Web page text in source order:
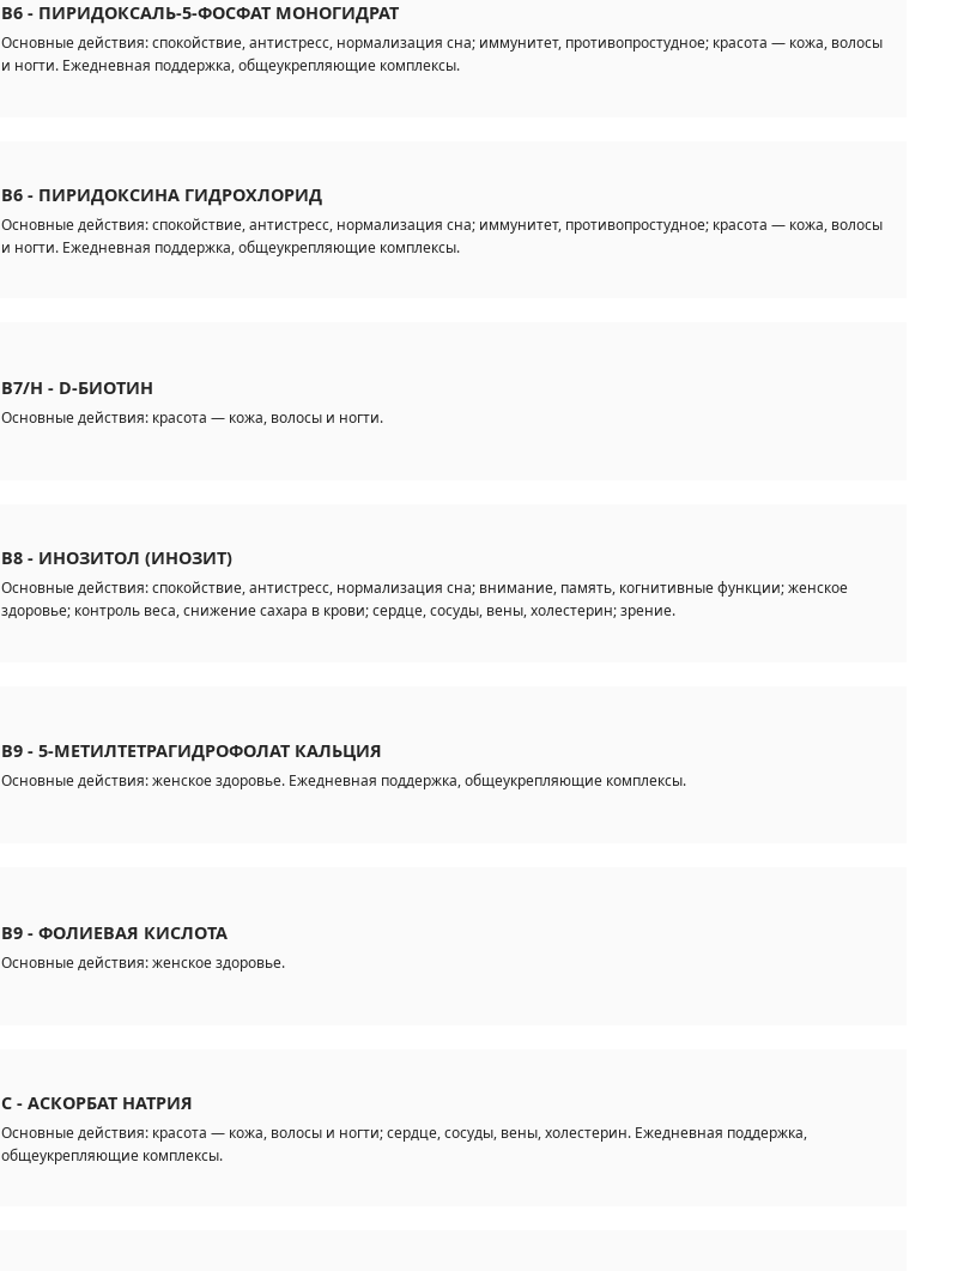
B6 - ПИРИДОКСАЛЬ-5-ФОСФАТ МОНОГИДРАТ
Основные действия: спокойствие, антистресс, нормализация сна; иммунитет, противопростудное; красота — кожа, волосы
и ногти. Ежедневная поддержка, общеукрепляющие комплексы.
B6 - ПИРИДОКСИНА ГИДРОХЛОРИД
Основные действия: спокойствие, антистресс, нормализация сна; иммунитет, противопростудное; красота — кожа, волосы
и ногти. Ежедневная поддержка, общеукрепляющие комплексы.
B7/H - D-БИОТИН
Основные действия: красота — кожа, волосы и ногти.
B8 - ИНОЗИТОЛ (ИНОЗИТ)
Основные действия: спокойствие, антистресс, нормализация сна; внимание, память, когнитивные функции; женское
здоровье; контроль веса, снижение сахара в крови; сердце, сосуды, вены, холестерин; зрение.
B9 - 5-МЕТИЛТЕТРАГИДРОФОЛАТ КАЛЬЦИЯ
Основные действия: женское здоровье. Ежедневная поддержка, общеукрепляющие комплексы.
B9 - ФОЛИЕВАЯ КИСЛОТА
Основные действия: женское здоровье.
C - АСКОРБАТ НАТРИЯ
Основные действия: красота — кожа, волосы и ногти; сердце, сосуды, вены, холестерин. Ежедневная поддержка,
общеукрепляющие комплексы.